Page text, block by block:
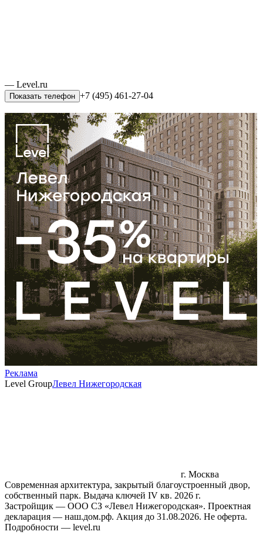
— Level.ru
Показать телефон +7 (495) 461-27-04
Реклама
Level GroupЛевел Нижегородская
г. Москва
Современная архитектура, закрытый благоустроенный двор,
собственный парк. Выдача ключей IV кв. 2026 г.
Застройщик — ООО СЗ «Левел Нижегородская». Проектная
декларация — наш.дом.рф. Акция до 31.08.2026. Не оферта.
Подробности — level.ru